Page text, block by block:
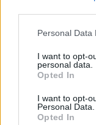
Personal Data
I want to opt-
personal data.
Opted In
I want to opt-
Personal Data.
Opted In
Milyen hatással
egészségügyi
Egy friss kutatás
szóló törvényben
Felsőoktatás